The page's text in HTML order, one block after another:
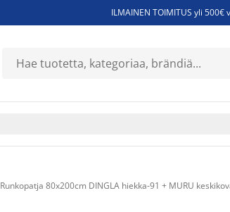
ILMAINEN TOIMITUS yli
Runkopatja 80x200cm DINGLA hiekka-91 + MURU